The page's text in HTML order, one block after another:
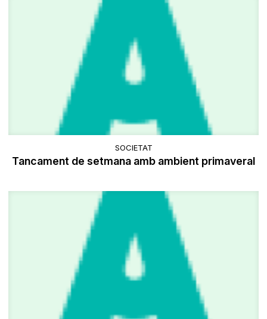
SOCIETAT
Tancament de setmana amb ambient primaveral